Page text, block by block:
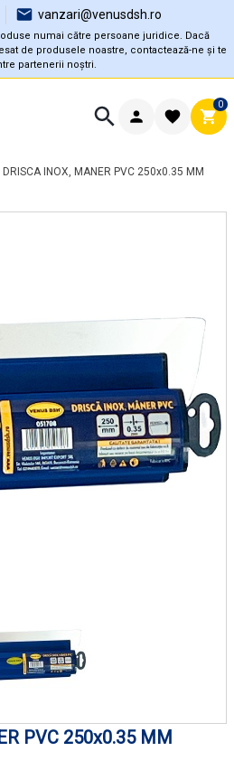
vanzari@venusdsh.ro
numai către persoane juridice. Dacă
de produsele noastre, contactează-ne și te
partenerii noștri.
0
DRISCA INOX, MANER PVC 250x0.35 MM
PVC 250x0.35 MM